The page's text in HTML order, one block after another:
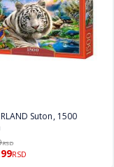
Suton, 1500
RSD
RSD